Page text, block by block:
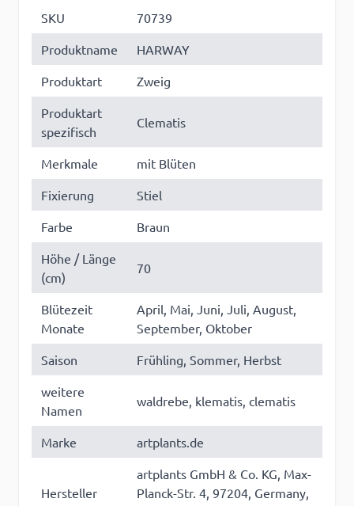
SKU
70739
Produktname
HARWAY
Produktart
Zweig
Produktart
spezifisch
Clematis
Merkmale
mit Blüten
Fixierung
Stiel
Farbe
Braun
Höhe / Länge
(cm)
70
Blütezeit
Monate
April, Mai, Juni, Juli, August,
September, Oktober
Saison
Frühling, Sommer, Herbst
weitere
Namen
waldrebe, klematis, clematis
Marke artplants.de
Hersteller
artplants GmbH & Co. KG, Max-
Planck-Str. 4, 97204, Germany,